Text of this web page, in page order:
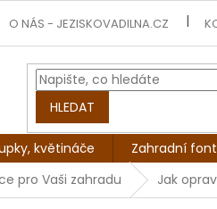
O NÁS - JEZISKOVADILNA.CZ
HLEDAT
květináče Zahradní
pro Vaši zahradu Jak